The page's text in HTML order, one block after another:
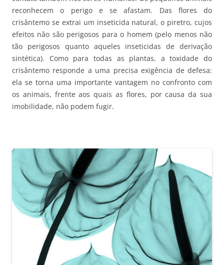
reconhecem o perigo e se afastam. Das flores do
crisântemo se extrai um inseticida natural, o piretro, cujos
efeitos não são perigosos para o homem (pelo menos não
tão perigosos quanto aqueles inseticidas de derivação
sintética). Como para todas as plantas, a toxidade do
crisântemo responde a uma precisa exigência de defesa:
ela se torna uma importante vantagem no confronto com
os animais, frente aos quais as flores, por causa da sua
imobilidade, não podem fugir.